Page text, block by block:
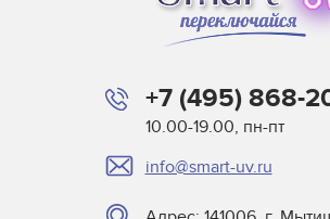
+7 (495) 868-
10.00-19.00, пн-пт
info@smart-uv.ru